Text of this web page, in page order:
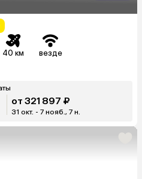
40 км везде
от 321 897 ₽
31 окт. - 7 нояб., 7 н.